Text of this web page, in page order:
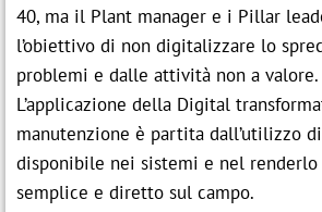
40, ma il Plant manager e i Pillar
l’obiettivo di non digitalizzare lo
problemi e dalle attività non a valore.
L’applicazione della Digital
manutenzione è partita dall’utilizzo
disponibile nei sistemi e nel
semplice e diretto sul campo.